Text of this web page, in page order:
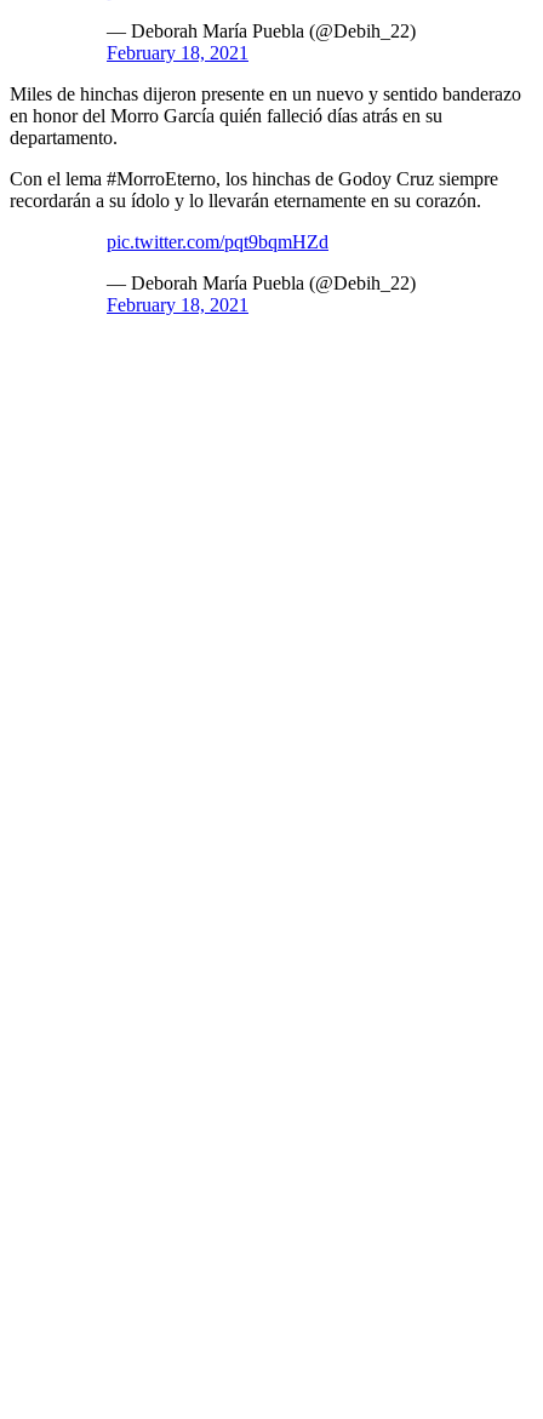
— Deborah María Puebla (@Debih_22)
February 18, 2021
Miles de hinchas dijeron presente en un nuevo y sentido banderazo
en honor del Morro García quién falleció días atrás en su
departamento.
Con el lema #MorroEterno, los hinchas de Godoy Cruz siempre
recordarán a su ídolo y lo llevarán eternamente en su corazón.
pic.twitter.com/pqt9bqmHZd
— Deborah María Puebla (@Debih_22)
February 18, 2021